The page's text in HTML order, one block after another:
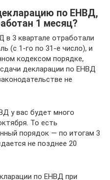
по ЕНВД,
1 месяц?
в 3 квартале отработали
(с 1-го по 31-е число), и
кодексом порядке,
декларации по ЕНВД
не
у вас будет много
То есть
порядок — по итогам 3
не позднее 20
по ЕНВД при